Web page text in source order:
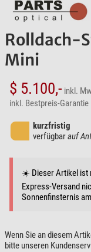
Rolldach-
Mini
$ 5.100,- inkl.
inkl. Bestpreis-Garantie
kurzfristig
verfügbarauf
☀️ Dieser Artikel ist
Express-Versand
Sonnenfinsternis
Wenn Sie an diesem
bitte unseren